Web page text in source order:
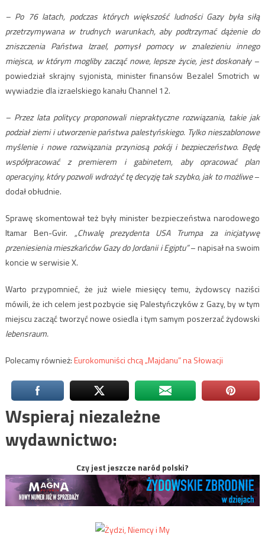
– Po 76 latach, podczas których większość ludności Gazy była siłą
przetrzymywana w trudnych warunkach, aby podtrzymać dążenie do
zniszczenia Państwa Izrael, pomysł pomocy w znalezieniu innego
miejsca, w którym mogliby zacząć nowe, lepsze życie, jest doskonały–
powiedział skrajny syjonista, minister finansów Bezalel Smotrich w
wywiadzie dla izraelskiego kanału Channel 12.
– Przez lata politycy proponowali niepraktyczne rozwiązania, takie jak
podział ziemi i utworzenie państwa palestyńskiego. Tylko nieszablonowe
myślenie i nowe rozwiązania przyniosą pokój i bezpieczeństwo. Będę
współpracować z premierem i gabinetem, aby opracować plan
operacyjny, który pozwoli wdrożyć tę decyzję tak szybko, jak to możliwe–
dodał obłudnie.
Sprawę skomentował też były minister bezpieczeństwa narodowego
Itamar Ben-Gvir. „Chwalę prezydenta USA Trumpa za inicjatywę
przeniesienia mieszkańców Gazy do Jordanii i Egiptu”– napisał na swoim
koncie w serwisie X.
Warto przypomnieć, że już wiele miesięcy temu, żydowscy naziści
mówili, że ich celem jest pozbycie się Palestyńczyków z Gazy, by w tym
miejscu zacząć tworzyć nowe osiedla i tym samym poszerzać żydowski
lebensraum.
Polecamy również:Eurokomuniści chcą „Majdanu” na Słowacji
Wspieraj niezależne
wydawnictwo:
Czy jest jeszcze naród polski?